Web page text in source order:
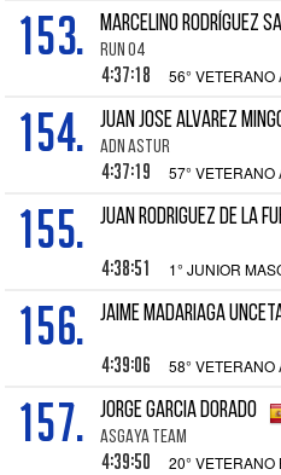
153. MARCELINO RODRÍGUEZ
RUN 04
4:37:18 56°
154. JUAN JOSE ALVAREZ
ADN ASTUR
4:37:19 57°
155. JUAN RODRIGUEZ DE LA
4:38:51 1° JUNIOR
156. JAIME MADARIAGA
4:39:06 58°
157. JORGE GARCIA DORADO
ASGAYA TEAM
4:39:50 20°